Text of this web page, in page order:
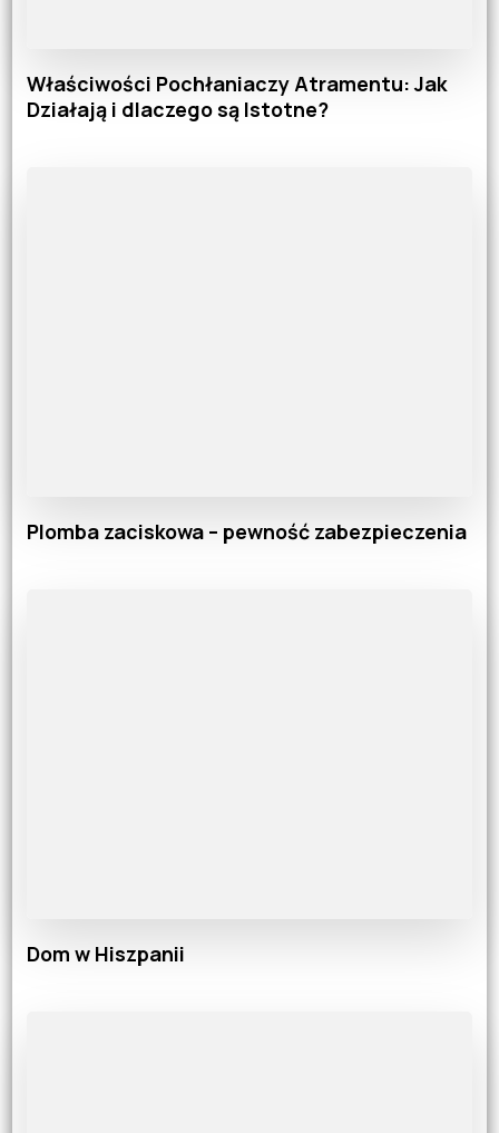
Właściwości Pochłaniaczy Atramentu: Jak
Działają i dlaczego są Istotne?
Plomba zaciskowa – pewność zabezpieczenia
Dom w Hiszpanii